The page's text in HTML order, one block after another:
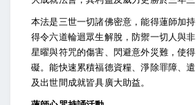
本法是三世一切諸佛密意，能得蓮師加
得令六道輪迴眾生解脫，防禦一切人與
星曜與符咒的傷害、閃避意外災難，使
礙。能快速累積福德資糧、淨除罪障、
及出世間成就皆具廣大助益。